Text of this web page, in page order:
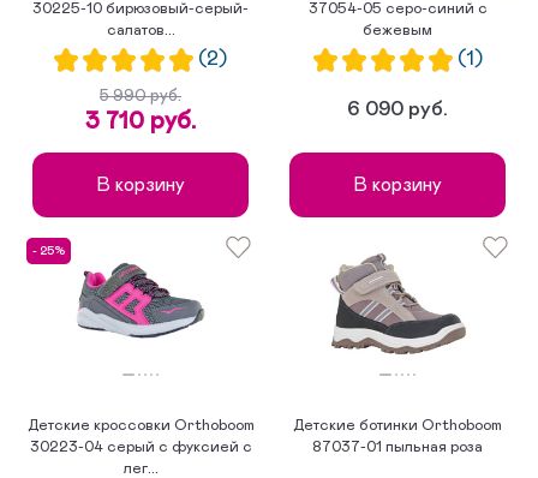
30225-10 бирюзовый-серый-
салатов...
(2)
5 990 руб.
3 710 руб.
В корзину
37054-05 серо-синий с
бежевым
(1)
6 090 руб.
В корзину
- 25%
Детские кроссовки Orthoboom
30223-04 серый с фуксией с
лег...
Детские ботинки Orthoboom
87037-01 пыльная роза